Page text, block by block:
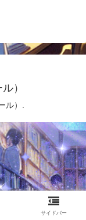
）
）.
サイドバー